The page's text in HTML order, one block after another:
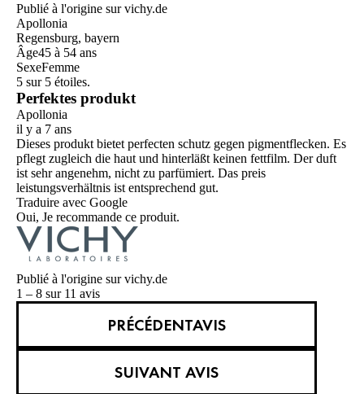
Publié à l'origine sur vichy.de
Apollonia
Regensburg, bayern
Âge45 à 54 ans
SexeFemme
5 sur 5 étoiles.
Perfektes produkt
Apollonia
il y a 7 ans
Dieses produkt bietet perfecten schutz gegen pigmentflecken. Es
pflegt zugleich die haut und hinterläßt keinen fettfilm. Der duft
ist sehr angenehm, nicht zu parfümiert. Das preis
leistungsverhältnis ist entsprechend gut.
Traduire avec Google
Oui, Je recommande ce produit.
Publié à l'origine sur vichy.de
1 – 8 sur 11 avis
PRÉCÉDENTAVIS
SUIVANT AVIS